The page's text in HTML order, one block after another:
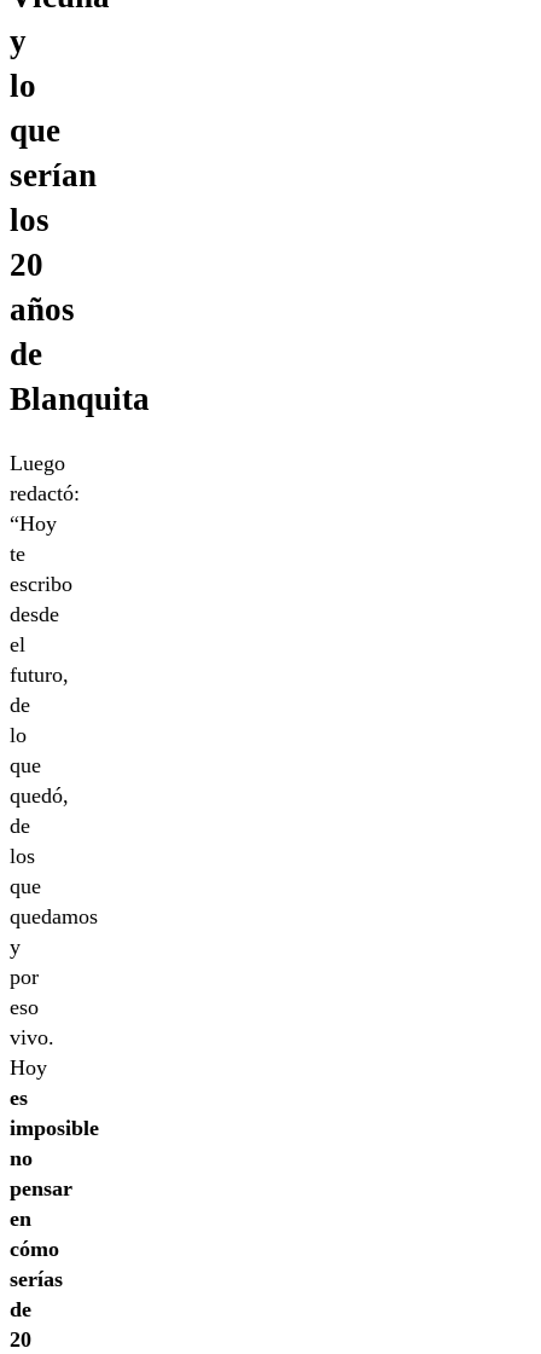
y
lo
que
serían
los
20
años
de
Blanquita
Luego
redactó:
“Hoy
te
escribo
desde
el
futuro,
de
lo
que
quedó,
de
los
que
quedamos
y
por
eso
vivo.
Hoy
es
imposible
no
pensar
en
cómo
serías
de
20